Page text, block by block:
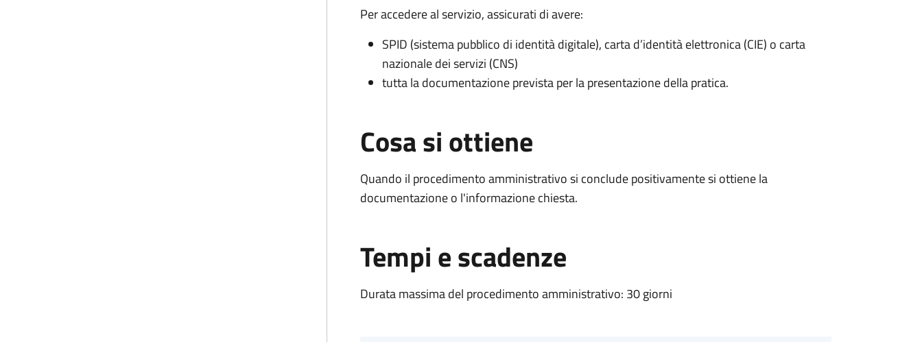
Per accedere al servizio, assicurati di avere:
SPID (sistema pubblico di identità digitale), carta d’identità elettronica (CIE) o carta
nazionale dei servizi (CNS)
tutta la documentazione prevista per la presentazione della pratica.
Cosa si ottiene
Quando il procedimento amministrativo si conclude positivamente si ottiene la
documentazione o l'informazione chiesta.
Tempi e scadenze
Durata massima del procedimento amministrativo: 30 giorni